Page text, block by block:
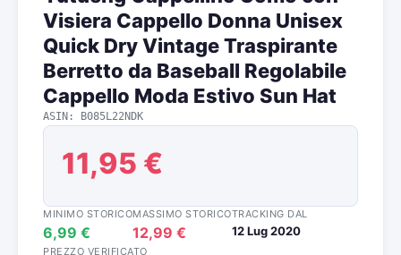
Visiera Cappello Donna Unisex
Quick Dry Vintage Traspirante
Berretto da Baseball Regolabile
Cappello Moda Estivo Sun Hat
ASIN: B085L22NDK
11,95 €
MINIMO STORICO
6,99 €
MASSIMO STORICO
12,99 €
TRACKING DAL
12 Lug 2020
PREZZO VERIFICATO